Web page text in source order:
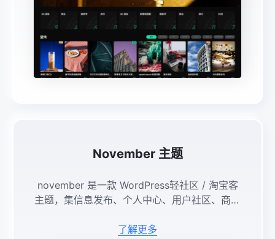
November 主题
november 是一款 WordPress轻社区 / 淘宝客
主题，集信息发布、个人中心、用户社区、商品
宝客用户精心设计发布工具包，通过长短链、优
了解更多